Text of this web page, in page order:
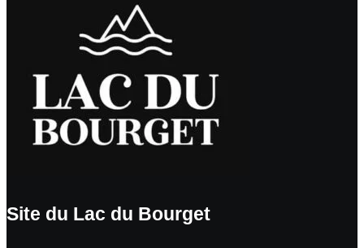
Site du Lac du Bourget